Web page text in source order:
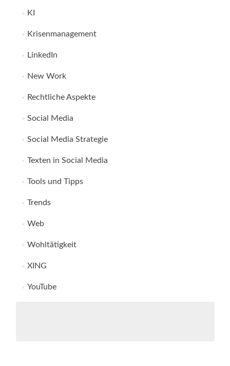
KI
Krisenmanagement
LinkedIn
New Work
Rechtliche Aspekte
Social Media
Social Media Strategie
Texten in Social Media
Tools und Tipps
Trends
Web
Wohltätigkeit
XING
YouTube